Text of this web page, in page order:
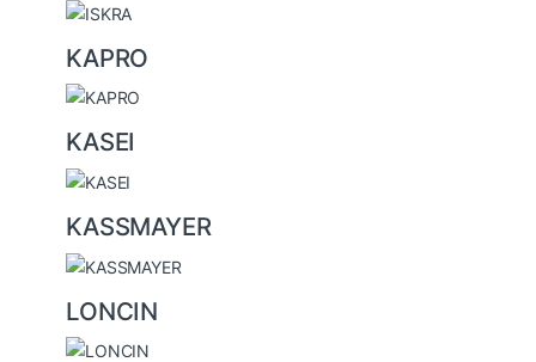
KAPRO
KASEI
KASSMAYER
LONCIN